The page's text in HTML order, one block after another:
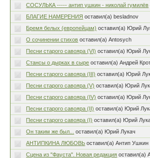
СОСУЛЬКА ----- антип ушкин - николай гумилёв
БЛАГИЕ НАМЕРЕНИЯ оставил(а) besladnov
Бремя белых (европейцам) оставил(а) Юрий
О сочинении стихов оставил(а) Antosych
Песни старого савояра (VI) оставил(а) Юрий
Стансы о дырках в сыре оставил(а) Андрей
Песни старого савояра (IΙΙ) оставил(а) Юрий
Песни старого савояра (V) оставил(а) Юрий
Песни старого савояра (IV) оставил(а) Юрий
Песни старого савояра (II) оставил(а) Юрий
Песни старого савояра (I) оставил(а) Юрий
Он таким же был...
оставил(а) Юрий Лукач
АНТИПКИНА ЛЮБОВЬ оставил(а) Антип Ушкин
Сцена из "Фауста". Новая редакция оставил(а)